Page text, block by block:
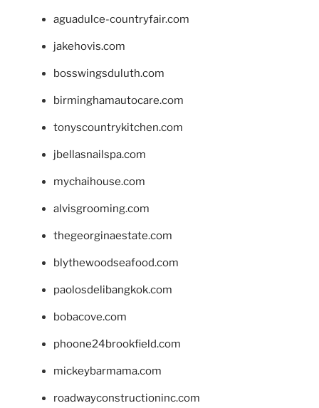
aguadulce-countryfair.com
jakehovis.com
bosswingsduluth.com
birminghamautocare.com
tonyscountrykitchen.com
jbellasnailspa.com
mychaihouse.com
alvisgrooming.com
thegeorginaestate.com
blythewoodseafood.com
paolosdelibangkok.com
bobacove.com
phoone24brookfield.com
mickeybarmama.com
roadwayconstructioninc.com